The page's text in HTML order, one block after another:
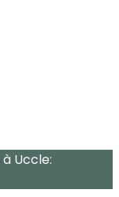
à Uccle: